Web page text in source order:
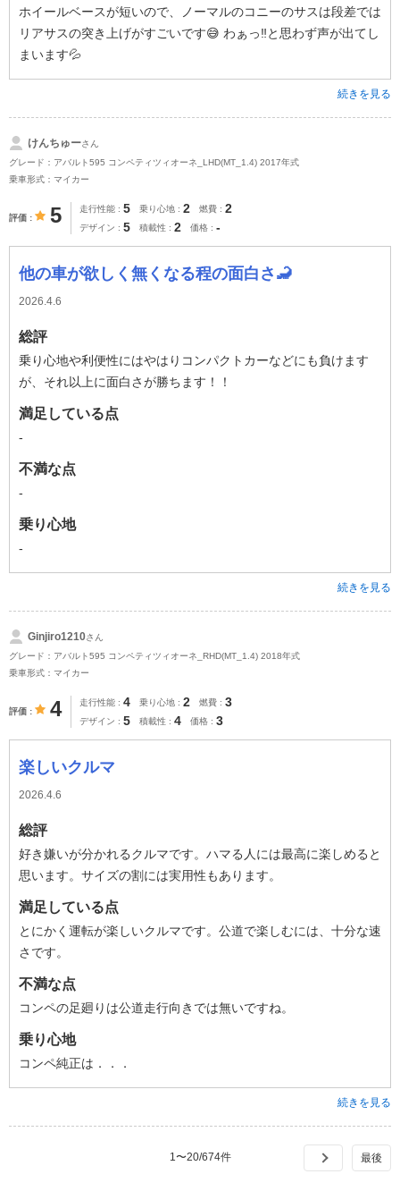
ホイールベースが短いので、ノーマルのコニーのサスは段差では
リアサスの突き上げがすごいです😅 わぁっ‼️と思わず声が出てし
まいます💦
続きを見る
けんちゅーさん
グレード：アバルト595 コンペティツィオーネ_LHD(MT_1.4) 2017年式
乗車形式：マイカー
評価 5 走行性能 5 乗り心地 2 燃費 2
デザイン 5 積載性 2 価格 -
他の車が欲しく無くなる程の面白さ🦂
2026.4.6
総評
乗り心地や利便性にはやはりコンパクトカーなどにも負けます
が、それ以上に面白さが勝ちます！！
満足している点
-
不満な点
-
乗り心地
-
続きを見る
Ginjiro1210さん
グレード：アバルト595 コンペティツィオーネ_RHD(MT_1.4) 2018年式
乗車形式：マイカー
評価 4 走行性能 4 乗り心地 2 燃費 3
デザイン 5 積載性 4 価格 3
楽しいクルマ
2026.4.6
総評
好き嫌いが分かれるクルマです。ハマる人には最高に楽しめると
思います。サイズの割には実用性もあります。
満足している点
とにかく運転が楽しいクルマです。公道で楽しむには、十分な速
さです。
不満な点
コンペの足廻りは公道走行向きでは無いですね。
乗り心地
コンペ純正は．．．
続きを見る
1〜20/674件